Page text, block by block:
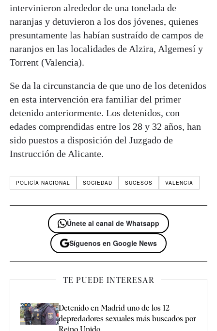
intervinieron alrededor de una tonelada de
naranjas y detuvieron a los dos jóvenes, quienes
presuntamente las habían sustraído de campos de
naranjos en las localidades de Alzira, Algemesí y
Torrent (Valencia).
Se da la circunstancia de que uno de los detenidos
en esta intervención era familiar del primer
detenido anteriormente. Los detenidos, con
edades comprendidas entre los 28 y 32 años, han
sido puestos a disposición del Juzgado de
Instrucción de Alicante.
POLICÍA NACIONAL SOCIEDAD SUCESOS VALENCIA
Únete al canal de Whatsapp
Síguenos en Google News
TE PUEDE INTERESAR
Detenido en Madrid uno de los 12
depredadores sexuales más buscados por